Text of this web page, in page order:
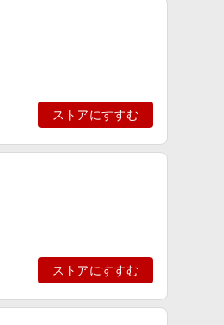
ストアにすすむ
ストアにすすむ